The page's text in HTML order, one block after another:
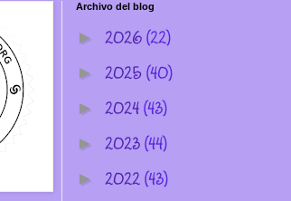
Archivo del blog
► 2026(22)
► 2025(40)
► 2024(43)
► 2023(44)
► 2022(43)